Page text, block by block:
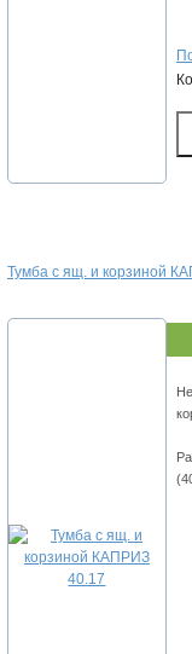
Тумба с ящ. и корзиной